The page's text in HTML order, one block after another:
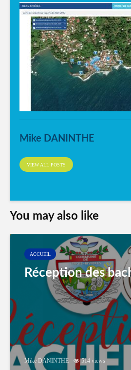
Mike DANINTHE
VIEW ALL POSTS
You may also like
ACCUEIL
Réception des
Mike DANINTHE 514 views